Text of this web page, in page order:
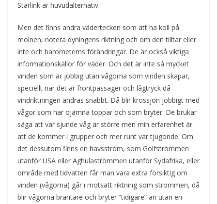
Starlink är huvudalternativ.
Men det finns andra vädertecken som att ha koll på
molnen, notera dyningens riktning och om den tilltar eller
inte och barometerns förändringar. De är också viktiga
informationskällor för väder. Och det är inte så mycket
vinden som är jobbig utan vågorna som vinden skapar,
speciellt när det är frontpassager och lågtryck då
vindriktningen ändras snabbt. Då blir krossjön jobbigt med
vågor som har ojämna toppar och som bryter. De brukar
säga att var sjunde våg är större men min erfarenhet är
att de kommer i grupper och mer runt var tjugonde. Om
det dessutom finns en havsström, som Golfströmmen
utanför USA eller Aghulaströmmen utanför Sydafrika, eller
område med tidvatten får man vara extra försiktig om
vinden (vågorna) går i motsatt riktning som strömmen, då
blir vågorna brantare och bryter “tidigare” än utan en